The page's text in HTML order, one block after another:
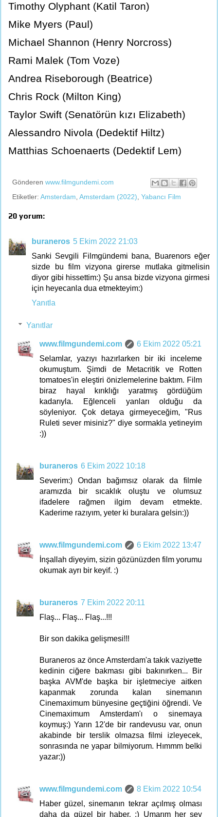
Timothy Olyphant (Katil Taron)
Mike Myers (Paul)
Michael Shannon (Henry Norcross)
Rami Malek (Tom Voze)
Andrea Riseborough (Beatrice)
Chris Rock (Milton King)
Taylor Swift (Senatörün kızı Elizabeth)
Alessandro Nivola (Dedektif Hiltz)
Matthias Schoenaerts (Dedektif Lem)
Gönderen www.filmgundemi.com
Etiketler: Amsterdam Amsterdam (2022) Yabancı Film
20 yorum:
buraneros 5 Ekim 2022 21:03
Sanki Sevgili Filmgündemi bana, Buarenors eğer
sizde bu film vizyona girerse mutlaka gitmelisin
diyor gibi hissettim:) Şu ansa bizde vizyona girmesi
için heyecanla dua etmekteyim:)
Yanıtla
Yanıtlar
www.filmgundemi.com
6 Ekim 2022 05:21
Selamlar, yazıyı hazırlarken bir iki inceleme
okumuştum. Şimdi de Metacritik ve Rotten
tomatoes'in eleştiri önizlemelerine baktım. Film
biraz hayal kırıklığı yaratmış gördüğüm
kadarıyla. Eğlenceli yanları olduğu da
söyleniyor. Çok detaya girmeyeceğim, "Rus
Ruleti sever misiniz?" diye sormakla yetineyim
:))
buraneros 6 Ekim 2022 10:18
Severim:) Ondan bağımsız olarak da filmle
aramızda bir sıcaklık oluştu ve olumsuz
ifadelere rağmen ilgim devam etmekte.
Kaderime razıyım, yeter ki buralara gelsin:))
www.filmgundemi.com
6 Ekim 2022 13:47
İnşallah diyeyim, sizin gözünüzden film yorumu
okumak ayrı bir keyif. :)
buraneros 7 Ekim 2022 20:11
Flaş... Flaş... Flaş...!!!
Bir son dakika gelişmesi!!!
Buraneros az önce Amsterdam'a takık vaziyette
kedinin ciğere bakması gibi bakınırken... Bir
başka AVM'de başka bir işletmeciye aitken
kapanmak zorunda kalan sinemanın
Cinemaximum bünyesine geçtiğini öğrendi. Ve
Cinemaximum Amsterdam'ı o sinemaya
koymuş:) Yarın 12'de bir randevusu var, onun
akabinde bir terslik olmazsa filmi izleyecek,
sonrasında ne yapar bilmiyorum. Hımmm belki
yazar:))
www.filmgundemi.com
8 Ekim 2022 10:54
Haber güzel, sinemanın tekrar açılmış olması
daha da güzel bir haber. :) Umarım her şey